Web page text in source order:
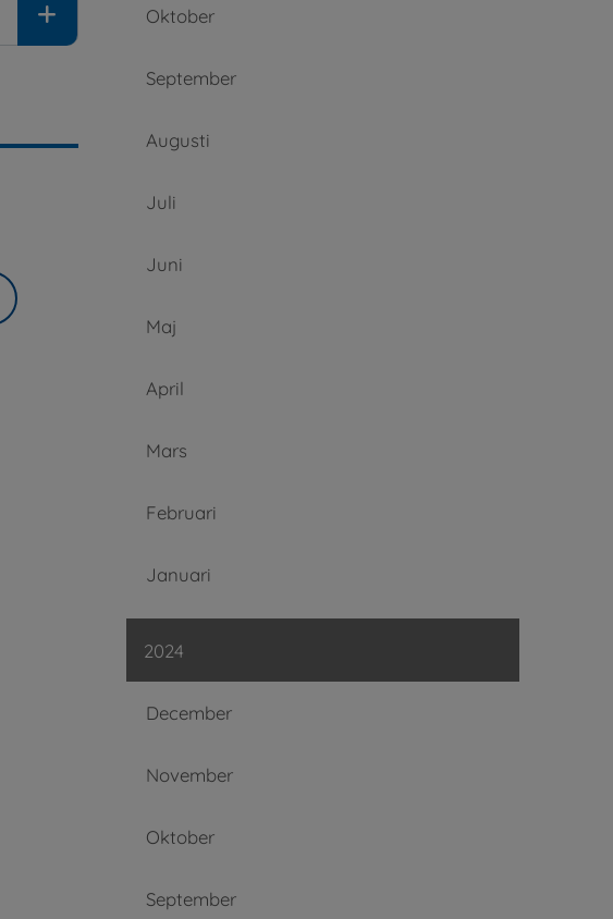
Oktober
September
Augusti
Juli
Juni
Maj
April
Mars
Februari
Januari
2024
December
November
Oktober
September